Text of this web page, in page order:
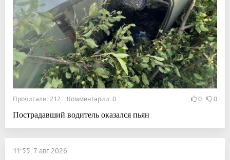
Прочитали: 212 Комментарии: 0 0 0
Пострадавший водитель оказался пьян
11:55, 7 авг 2026